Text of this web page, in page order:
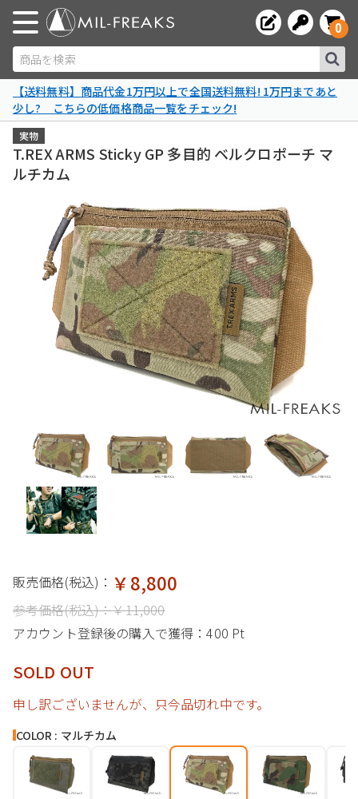
商品を検索
0
【送料無料】商品代金1万円以上で全国送料無料! 1万円まであと
少し? こちらの低価格商品一覧をチェック!
実物
T.REX ARMS Sticky GP 多目的 ベルクロポーチ マ
ルチカム
販売価格(税込)： ￥8,800
参考価格(税込)：￥11,000
アカウント登録後の購入で獲得：400 Pt
SOLD OUT
申し訳ございませんが、只今品切れ中です。
COLOR : マルチカム